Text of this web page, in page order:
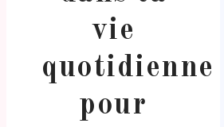
vie
quotidienne
pour